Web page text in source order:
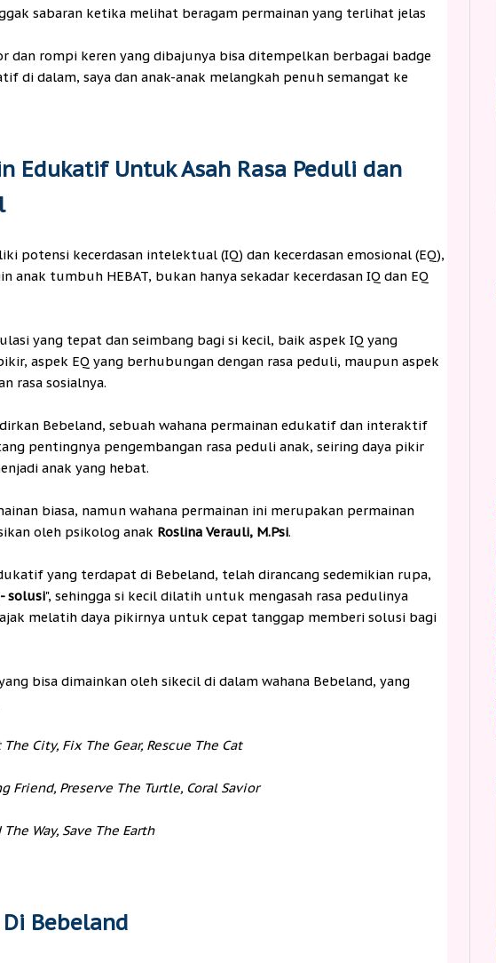
sabaran ketika melihat beragam permainan yang terlihat jelas
dan rompi keren yang dibajunya bisa ditempelkan berbagai badge
di dalam, saya dan anak-anak melangkah penuh semangat ke
Edukatif Untuk Asah Rasa Peduli dan
potensi kecerdasan intelektual (IQ) dan kecerdasan emosional (EQ),
anak tumbuh HEBAT, bukan hanya sekadar kecerdasan IQ dan EQ
yang tepat dan seimbang bagi si kecil, baik aspek IQ yang
aspek EQ yang berhubungan dengan rasa peduli, maupun aspek
rasa sosialnya.
Bebeland, sebuah wahana permainan edukatif dan interaktif
pentingnya pengembangan rasa peduli anak, seiring daya pikir
anak yang hebat.
biasa, namun wahana permainan ini merupakan permainan
oleh psikolog anak Roslina Verauli, M.Psi.
yang terdapat di Bebeland, telah dirancang sedemikian rupa,
solusi", sehingga si kecil dilatih untuk mengasah rasa pedulinya
melatih daya pikirnya untuk cepat tanggap memberi solusi bagi
bisa dimainkan oleh sikecil di dalam wahana Bebeland, yang
City, Fix The Gear, Rescue The Cat
Friend, Preserve The Turtle, Coral Savior
The Way, Save The Earth
Bebeland